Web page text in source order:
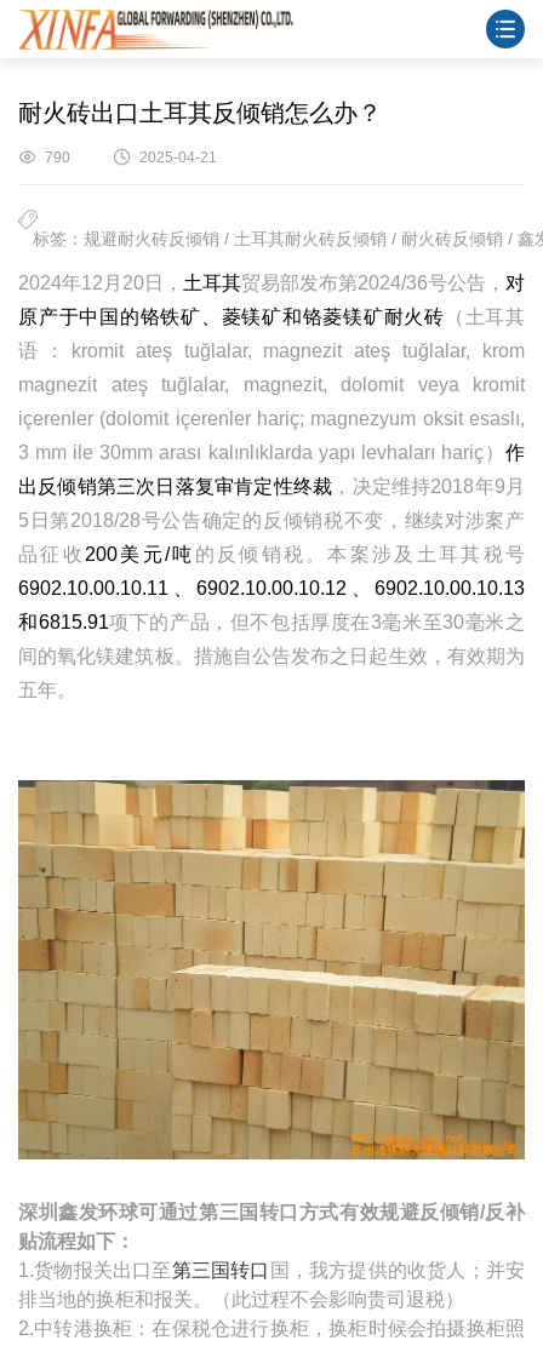
耐火砖出口土耳其反倾销怎么办？
790 2025-04-21
标签：规避耐火砖反倾销 / 土耳其耐火砖反倾销 / 耐火砖反倾销 / 鑫
2024年12 月 20日， 土耳其贸易部发布第2024/36号公告， 对
原产于中国的铬铁矿、菱镁矿和铬菱镁矿耐火砖 （土耳其
语：
kromit ateş tuğlalar, magnezit ateş tuğlalar, krom
magnezit ateş tuğlalar, magnezit, dolomit veya kromit
içerenler (dolomit içerenler hariç; magnezyum oksit esaslı,
3 mm ile 30mm arası kalınlıklarda yapı levhaları hariç）作
出反倾销第三次日落复审肯定性终裁 ，决定维持2018年9 月
5 日第2018/28号公告确定的反倾销税不变，继续对涉案产
品征收 200美元/吨 的反倾销税。本案涉及土耳其税号
6902.10.00.10.11
6902.10.00.10.12
6902.10.00.10.13
和6815.91项下的产品，但不包括厚度在3毫米至30毫米之
间的氧化镁建筑板。措施自公告发布之日起生效，有效期为
五年。
深圳鑫发环球可通过第三国转口方式有效规避反倾销/反补
贴流程如下：
1.货物报关出口至第三国转口 国，我方提供的收货人；并安
排当地的换柜和报关。（此过程不会影响贵司退税）
2.中转港换柜：在保税仓进行换柜，换柜时候会拍摄换柜照